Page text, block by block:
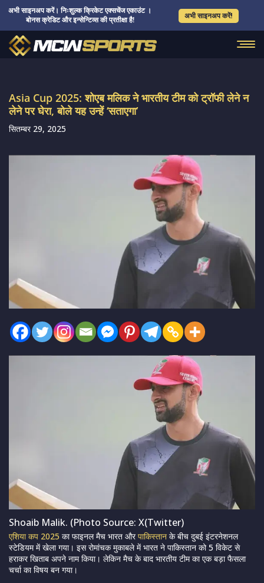
अभी साइनअप करें। निःशुल्क क्रिकेट एक्सचेंज एकाउंट ।
बोनस क्रेडिट और इन्सेन्टिव्स की प्रतीक्षा है!
अभी साइनअप करें!
Asia Cup 2025: शोएब मलिक ने भारतीय टीम को ट्रॉफी लेने न
लेने पर घेरा, बोले यह उन्हें ‘सताएगा’
सितम्बर 29, 2025
Shoaib Malik. (Photo Source: X(Twitter)
एशिया कप 2025 का फाइनल मैच भारत औरपाकिस्तान के बीच दुबई इंटरनेशनल
स्टेडियम में खेला गया। इस रोमांचक मुकाबले में भारत ने पाकिस्तान को 5 विकेट से
हराकर खिताब अपने नाम किया। लेकिन मैच के बाद भारतीय टीम का एक बड़ा फैसला
चर्चा का विषय बन गया।